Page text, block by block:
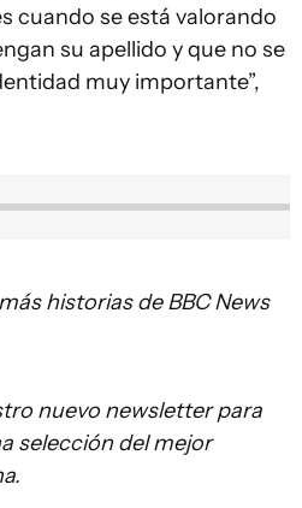
cuando se está valorando
su apellido y que no se
muy importante”,
historias de BBC News
nuevo newsletter para
selección del mejor